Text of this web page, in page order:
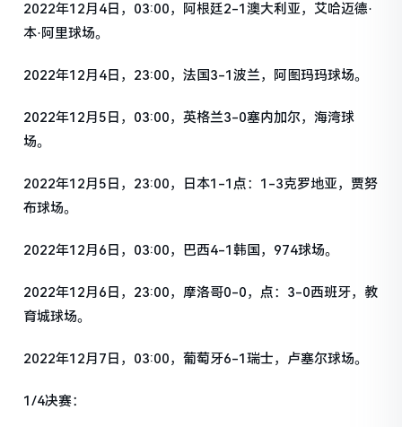
2022年12月4日，03:00，阿根廷2-1澳大利亚，艾哈迈德·
本·阿里球场。
2022年12月4日，23:00，法国3-1波兰，阿图玛玛球场。
2022年12月5日，03:00，英格兰3-0塞内加尔，海湾球
场。
2022年12月5日，23:00，日本1-1点：1-3克罗地亚，贾努
布球场。
2022年12月6日，03:00，巴西4-1韩国，974球场。
2022年12月6日，23:00，摩洛哥0-0，点：3-0西班牙，教
育城球场。
2022年12月7日，03:00，葡萄牙6-1瑞士，卢塞尔球场。
1/4决赛：